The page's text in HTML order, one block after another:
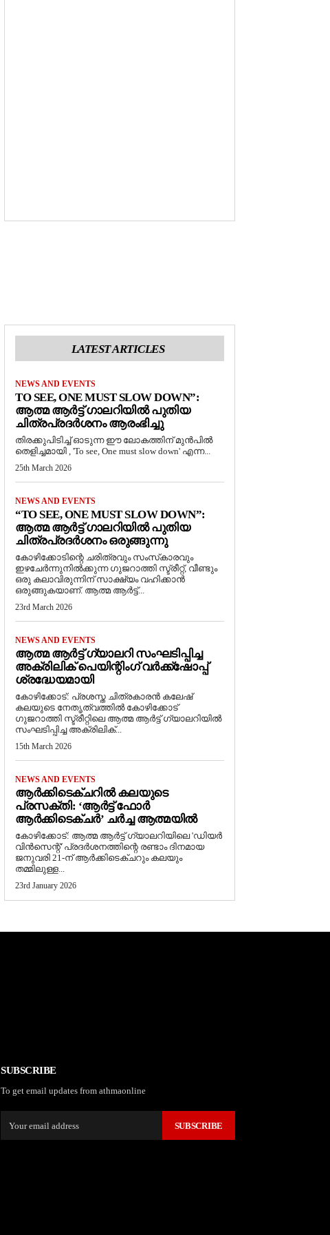
LATEST ARTICLES
NEWS AND EVENTS
TO SEE, ONE MUST SLOW DOWN”:
ആത്മ ആർട്ട് ഗാലറിയിൽ പുതിയ
ചിത്രപ്രദർശനം ആരംഭിച്ചു
തിരക്കുപിടിച്ച് ഓടുന്ന ഈ ലോകത്തിന് മുൻപിൽ
തെളിച്ചമായി , 'To see, One must slow down' എന്ന...
25th March 2026
NEWS AND EVENTS
“TO SEE, ONE MUST SLOW DOWN”:
ആത്മ ആർട്ട് ഗാലറിയിൽ പുതിയ
ചിത്രപ്രദർശനം ഒരുങ്ങുന്നു
കോഴിക്കോടിന്റെ ചരിത്രവും സംസ്‌കാരവും
ഇഴചേർന്നുനിൽക്കുന്ന ഗുജറാത്തി സ്ട്രീറ്റ്, വീണ്ടും
ഒരു കലാവിരുന്നിന് സാക്ഷ്യം വഹിക്കാൻ
ഒരുങ്ങുകയാണ്. ആത്മ ആർട്ട്...
23rd March 2026
NEWS AND EVENTS
ആത്മ ആർട്ട് ഗ്യാലറി സംഘടിപ്പിച്ച
അക്രിലിക് പെയിന്റിംഗ് വർക്ക്‌ഷോപ്പ്
ശ്രദ്ധേയമായി
കോഴിക്കോട്: പ്രശസ്ത ചിത്രകാരൻ കലേഷ്
കലയുടെ നേതൃത്വത്തിൽ കോഴിക്കോട്
ഗുജറാത്തി സ്ട്രീറ്റിലെ ആത്മ ആർട്ട് ഗ്യാലറിയിൽ
സംഘടിപ്പിച്ച അക്രിലിക്...
15th March 2026
NEWS AND EVENTS
ആർക്കിടെക്ചറിൽ കലയുടെ
പ്രസക്തി: ‘ആർട്ട് ഫോർ
ആർക്കിടെക്ചർ’ ചർച്ച ആത്മയിൽ
​കോഴിക്കോട്: ആത്മ ആർട്ട് ഗ്യാലറിയിലെ 'ഡിയർ
വിൻസെന്റ്' പ്രദർശനത്തിന്റെ രണ്ടാം ദിനമായ
ജനുവരി 21-ന് ആർക്കിടെക്ചറും കലയും
തമ്മിലുള്ള...
23rd January 2026
SUBSCRIBE
To get email updates from athmaonline
SUBSCRIBE